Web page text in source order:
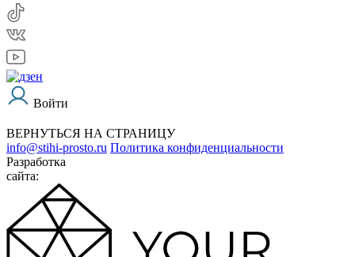
Войти
ВЕРНУТЬСЯ НА СТРАНИЦУ
info@stihi-prosto.ru Политика конфиденциальности
Разработка
сайта: